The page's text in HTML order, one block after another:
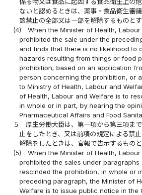
ないと認めるときは、薬事・食品衛生審
該禁止の全部又は一部を解除するものとす
(4)
When the Minister of Health,
prohibited the sale under the
and finds that there is no likelihood to
hazards resulting from things or food
prohibition, based on an application
person concerning the prohibition, or
to Ministry of Health, Labour and
of Health, Labour and Welfare is to
in whole or in part, by hearing the
Pharmaceutical Affairs and Food
５
厚生労働大臣は、第一項から第三項ま
止をしたとき、又は前項の規定による禁
解除をしたときは、官報で告示するものと
(5)
When the Minister of Health,
prohibited the sales under paragraphs
rescinded the prohibition, in whole or
preceding paragraph, the Minister of
Welfare is to issue public notice in the